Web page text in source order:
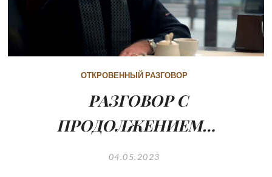
ОТКРОВЕННЫЙ РАЗГОВОР
РАЗГОВОР С
ПРОДОЛЖЕНИЕМ…
04.05.2023